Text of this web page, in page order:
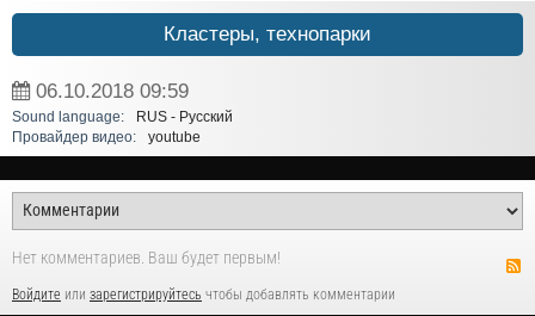
Кластеры, технопарки
06.10.2018 09:59
Sound language:
RUS - Русский
Провайдер видео:
youtube
Нет комментариев. Ваш будет первым!
Войдите или зарегистрируйтесь чтобы добавлять комментарии